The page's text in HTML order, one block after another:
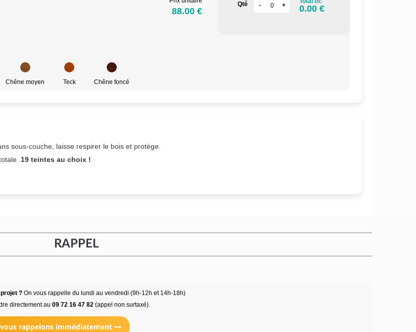
88.00 €
Qté 0.00 €
Chêne moyen Teck Chêne foncé
sous-couche, laisse respirer le bois et protège.
19 teintes au choix !
RAPPEL
?On vous rappelle du lundi au vendredi (9h-12h et 14h-18h)
directement au 09 72 16 47 82(appel non surtaxé).
rappelons immédiatement